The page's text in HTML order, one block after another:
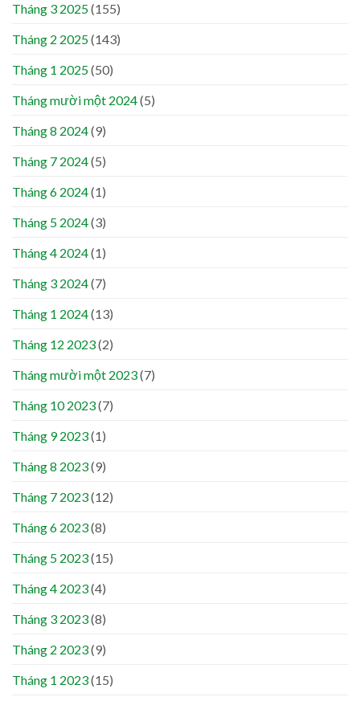
Tháng 3 2025(155)
Tháng 2 2025(143)
Tháng 1 2025(50)
Tháng mười một 2024(5)
Tháng 8 2024(9)
Tháng 7 2024(5)
Tháng 6 2024(1)
Tháng 5 2024(3)
Tháng 4 2024(1)
Tháng 3 2024(7)
Tháng 1 2024(13)
Tháng 12 2023(2)
Tháng mười một 2023(7)
Tháng 10 2023(7)
Tháng 9 2023(1)
Tháng 8 2023(9)
Tháng 7 2023(12)
Tháng 6 2023(8)
Tháng 5 2023(15)
Tháng 4 2023(4)
Tháng 3 2023(8)
Tháng 2 2023(9)
Tháng 1 2023(15)